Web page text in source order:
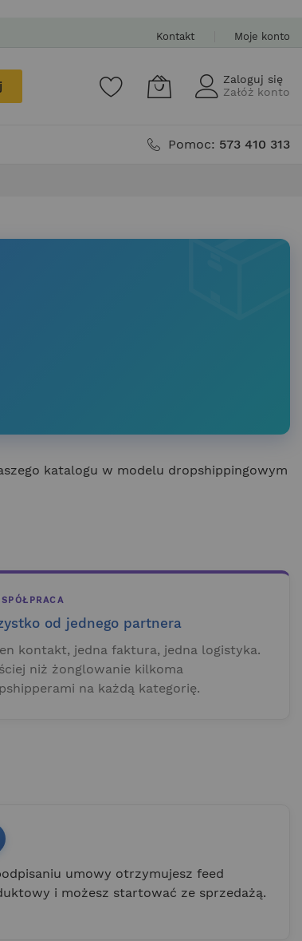
Kontakt Moje konto
Zaloguj się
Załóż konto
Pomoc: 573 410 313
katalogu w modelu dropshippingowym
od jednego partnera
kontakt, jedna faktura, jedna logistyka.
niż żonglowanie kilkoma
na każdą kategorię.
umowy otrzymujesz feed
i możesz startować ze sprzedażą.